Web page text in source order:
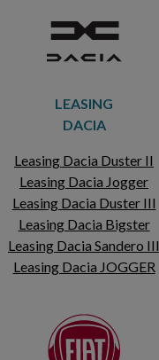
LEASING
DACIA
Leasing Dacia Duster II
Leasing Dacia Jogger
Leasing Dacia Duster III
Leasing Dacia Bigster
Leasing Dacia Sandero III
Leasing Dacia JOGGER